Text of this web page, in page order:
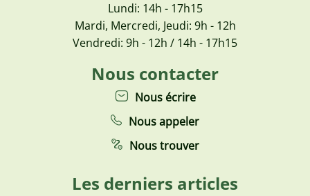
Lundi: 14h - 17h15
Mardi, Mercredi, Jeudi: 9h - 12h
Vendredi: 9h - 12h / 14h - 17h15
Nous contacter
Nous écrire
Nous appeler
Nous trouver
Les derniers articles